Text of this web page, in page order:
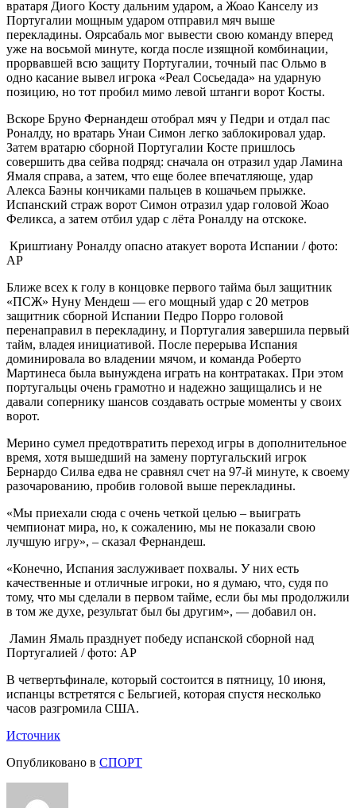
вратаря Диого Косту дальним ударом, а Жоао Канселу из
Португалии мощным ударом отправил мяч выше
перекладины. Оярсабаль мог вывести свою команду вперед
уже на восьмой минуте, когда после изящной комбинации,
прорвавшей всю защиту Португалии, точный пас Ольмо в
одно касание вывел игрока «Реал Сосьедада» на ударную
позицию, но тот пробил мимо левой штанги ворот Косты.
Вскоре Бруно Фернандеш отобрал мяч у Педри и отдал пас
Роналду, но вратарь Унаи Симон легко заблокировал удар.
Затем вратарю сборной Португалии Косте пришлось
совершить два сейва подряд: сначала он отразил удар Ламина
Ямаля справа, а затем, что еще более впечатляюще, удар
Алекса Баэны кончиками пальцев в кошачьем прыжке.
Испанский страж ворот Симон отразил удар головой Жоао
Феликса, а затем отбил удар с лёта Роналду на отскоке.
Криштиану Роналду опасно атакует ворота Испании / фото:
AP
Ближе всех к голу в концовке первого тайма был защитник
«ПСЖ» Нуну Мендеш — его мощный удар с 20 метров
защитник сборной Испании Педро Порро головой
перенаправил в перекладину, и Португалия завершила первый
тайм, владея инициативой. После перерыва Испания
доминировала во владении мячом, и команда Роберто
Мартинеса была вынуждена играть на контратаках. При этом
португальцы очень грамотно и надежно защищались и не
давали сопернику шансов создавать острые моменты у своих
ворот.
Мерино сумел предотвратить переход игры в дополнительное
время, хотя вышедший на замену португальский игрок
Бернардо Силва едва не сравнял счет на 97-й минуте, к своему
разочарованию, пробив головой выше перекладины.
«Мы приехали сюда с очень четкой целью – выиграть
чемпионат мира, но, к сожалению, мы не показали свою
лучшую игру», – сказал Фернандеш.
«Конечно, Испания заслуживает похвалы. У них есть
качественные и отличные игроки, но я думаю, что, судя по
тому, что мы сделали в первом тайме, если бы мы продолжили
в том же духе, результат был бы другим», — добавил он.
Ламин Ямаль празднует победу испанской сборной над
Португалией / фото: AP
В четвертьфинале, который состоится в пятницу, 10 июня,
испанцы встретятся с Бельгией, которая спустя несколько
часов разгромила США.
Источник
Опубликовано в СПОРТ